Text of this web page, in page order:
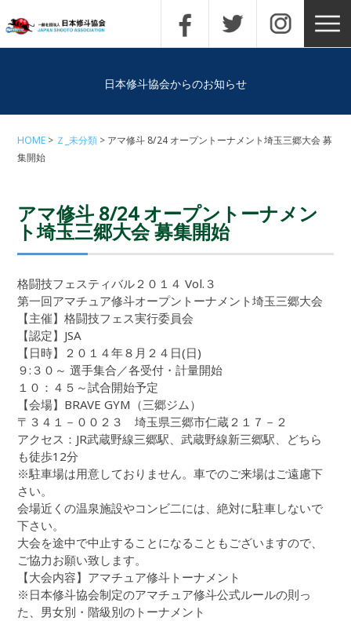
日本修斗協会からのお知らせ
HOME Ｚ_未分類
アマ修斗 8/24 オープントーナメント埼玉三郷大会 募
集開始
アマ修斗 8/24 オープントーナメン
ト埼玉三郷大会 募集開始
格闘技フェスティバル２０１４ Vol.３
第一回アマチュア修斗オープントーナメント埼玉三郷大会
【主催】格闘技フェス実行委員会
【認定】JSA
【日時】２０１４年８月２４日(日)
９:３０～ 選手集合／各受付・計量開始
１０：４５～試合開始予定
【会場】BRAVE GYM（三郷ジム）
〒３４１－００２３ 埼玉県三郷市仁蔵２１７－２
アクセス：JR武蔵野線三郷駅、武蔵野線新三郷駅、どちら
も徒歩12分
※駐車場は用意しておりません。車でのご来場はご遠慮下
さい。
会場近くの温泉施設やコンビ二には、絶対に駐車しないで
下さい。
大会を途中で中止することになることもございますので、
ご協力お願い致します。
【大会内容】アマチュア修斗トーナメント
※日本修斗協会制定のアマチュア修斗公式ルールの則っ
た、男女別・階級別のトーナメント